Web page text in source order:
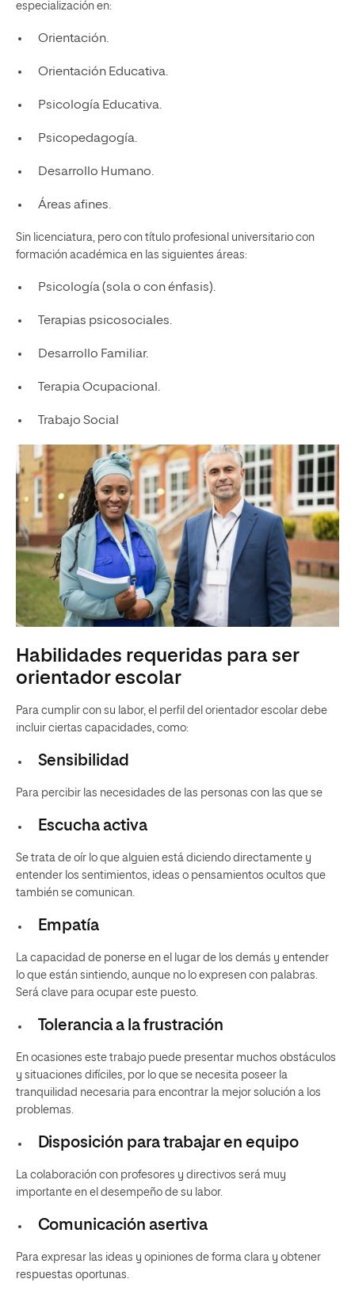
especialización en:
Orientación.
Orientación Educativa.
Psicología Educativa.
Psicopedagogía.
Desarrollo Humano.
Áreas afines.
Sin licenciatura, pero con título profesional universitario con
formación académica en las siguientes áreas:
Psicología (sola o con énfasis).
Terapias psicosociales.
Desarrollo Familiar.
Terapia Ocupacional.
Trabajo Social
Habilidades requeridas para ser
orientador escolar
Para cumplir con su labor, el perfil del orientador escolar debe
incluir ciertas capacidades, como:
Sensibilidad
Para percibir las necesidades de las personas con las que se
Escucha activa
Se trata de oír lo que alguien está diciendo directamente y
entender los sentimientos, ideas o pensamientos ocultos que
también se comunican.
Empatía
La capacidad de ponerse en el lugar de los demás y entender
lo que están sintiendo, aunque no lo expresen con palabras.
Será clave para ocupar este puesto.
Tolerancia a la frustración
En ocasiones este trabajo puede presentar muchos obstáculos
y situaciones difíciles, por lo que se necesita poseer la
tranquilidad necesaria para encontrar la mejor solución a los
problemas.
Disposición para trabajar en equipo
La colaboración con profesores y directivos será muy
importante en el desempeño de su labor.
Comunicación asertiva
Para expresar las ideas y opiniones de forma clara y obtener
respuestas oportunas.